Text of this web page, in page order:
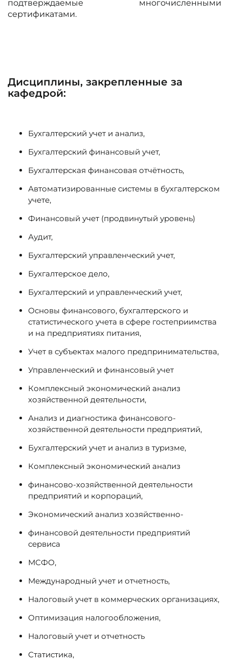
подтверждаемые многочисленными
сертификатами.
Дисциплины, закрепленные за
кафедрой:
Бухгалтерский учет и анализ,
Бухгалтерский финансовый учет,
Бухгалтерская финансовая отчётность,
Автоматизированные системы в бухгалтерском
учете,
Финансовый учет (продвинутый уровень)
Аудит,
Бухгалтерский управленческий учет,
Бухгалтерское дело,
Бухгалтерский и управленческий учет,
Основы финансового, бухгалтерского и
статистического учета в сфере гостеприимства
и на предприятиях питания,
Учет в субъектах малого предпринимательства,
Управленческий и финансовый учет
Комплексный экономический анализ
хозяйственной деятельности,
Анализ и диагностика финансового-
хозяйственной деятельности предприятий,
Бухгалтерский учет и анализ в туризме,
Комплексный экономический анализ
финансово-хозяйственной деятельности
предприятий и корпораций,
Экономический анализ хозяйственно-
финансовой деятельности предприятий
сервиса
МСФО,
Международный учет и отчетность,
Налоговый учет в коммерческих организациях,
Оптимизация налогообложения,
Налоговый учет и отчетность
Статистика,